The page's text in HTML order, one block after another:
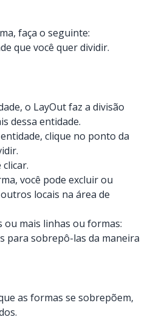
faça o seguinte:
que você quer dividir.
o LayOut faz a divisão
dessa entidade.
clique no ponto da
você pode excluir ou
locais na área de
mais linhas ou formas:
para sobrepô-las da maneira
as formas se sobrepõem,